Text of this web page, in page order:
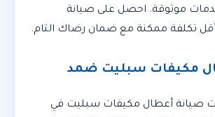
موثوقة. احصل على صيانة
تكلفة ممكنة مع ضمان رضاك التام.
مكيفات سبليت ضمد
صيانة أعطال مكيفات سبليت في